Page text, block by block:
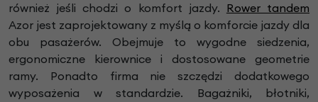
również jeśli chodzi o komfort jazdy. Rower tandem
Azor jest zaprojektowany z myślą o komforcie jazdy dla
obu pasażerów. Obejmuje to wygodne siedzenia,
ergonomiczne kierownice i dostosowane geometrie
ramy. Ponadto firma nie szczędzi dodatkowego
wyposażenia w standardzie. Bagażniki, błotniki,